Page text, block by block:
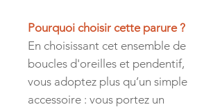
Pourquoi choisir cette parure ?
En choisissant cet ensemble de
boucles d'oreilles et pendentif,
vous adoptez plus qu’un simple
accessoire : vous portez un